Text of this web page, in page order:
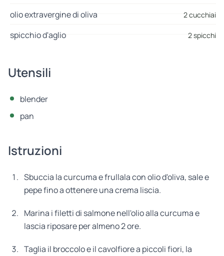
olio extravergine di oliva 2 cucchiai
spicchio d'aglio 2 spicchi
Utensili
blender
pan
Istruzioni
Sbuccia la curcuma e frullala con olio d'oliva, sale e
pepe fino a ottenere una crema liscia.
Marina i filetti di salmone nell'olio alla curcuma e
lascia riposare per almeno 2 ore.
Taglia il broccolo e il cavolfiore a piccoli fiori, la